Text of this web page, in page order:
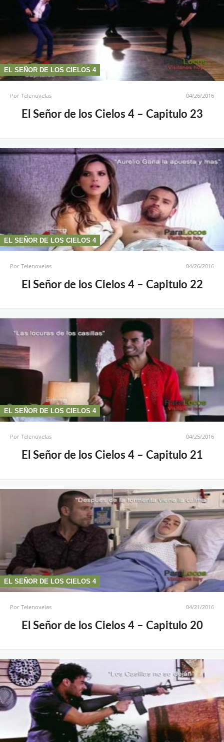
EL SEÑOR DE LOS CIELOS 4
PorTelenovelas 04/26/2016
El Señor de los Cielos 4 – Capitulo 23
EL SEÑOR DE LOS CIELOS 4
PorTelenovelas 04/26/2016
El Señor de los Cielos 4 – Capitulo 22
EL SEÑOR DE LOS CIELOS 4
PorTelenovelas 04/25/2016
El Señor de los Cielos 4 – Capitulo 21
EL SEÑOR DE LOS CIELOS 4
PorTelenovelas 04/21/2016
El Señor de los Cielos 4 – Capitulo 20